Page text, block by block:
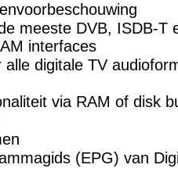
meeste DVB, ISDB-T
interfaces
digitale TV
via RAM of disk
(EPG) van